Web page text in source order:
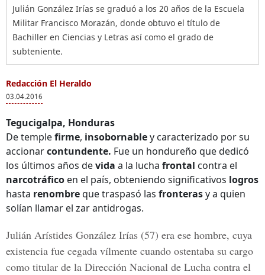
Julián González Irías se graduó a los 20 años de la Escuela
Militar Francisco Morazán, donde obtuvo el título de
Bachiller en Ciencias y Letras así como el grado de
subteniente.
Redacción El Heraldo
03.04.2016
Tegucigalpa, Honduras
De templefirme, insobornabley caracterizado por su
accionarcontundente. Fue un hondureño que dedicó
los últimos años devida a la lucha frontal contra el
narcotráfico en el país, obteniendo significativos logros
hasta renombreque traspasó las fronterasy a quien
solían llamar el zar antidrogas.
Julián Arístides González Irías (57) era ese hombre, cuya
existencia fue cegada vílmente cuando ostentaba su cargo
como titular de la Dirección Nacional de Lucha contra el